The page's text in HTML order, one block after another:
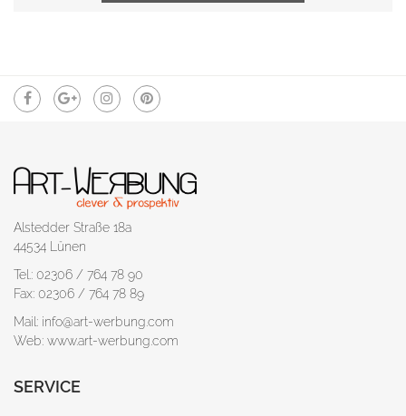
Alstedder Straße 18a
44534 Lünen
Tel.: 02306 / 764 78 90
Fax: 02306 / 764 78 89
Mail: info@art-werbung.com
Web: www.art-werbung.com
SERVICE